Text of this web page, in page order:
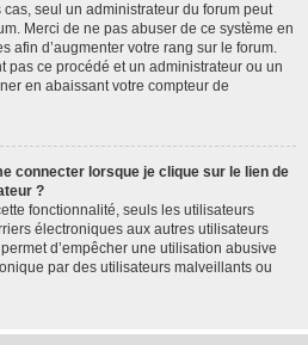
seul un administrateur du forum peut
Merci de ne pas abuser de ce système en
afin d’augmenter votre rang sur le forum.
pas ce procédé et un administrateur ou un
en abaissant votre compteur de
connecter lorsque je clique sur le lien de
?
fonctionnalité, seuls les utilisateurs
électroniques aux autres utilisateurs
d’empêcher une utilisation abusive
par des utilisateurs malveillants ou